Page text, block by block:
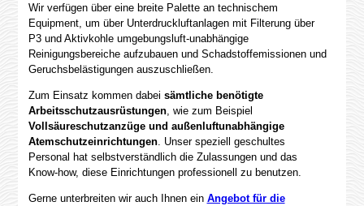
Wir verfügen über eine breite Palette an technischem
Equipment, um über Unterdruckluftanlagen mit Filterung über
P3 und Aktivkohle umgebungsluft-unabhängige
Reinigungsbereiche aufzubauen und Schadstoffemissionen und
Geruchsbelästigungen auszuschließen.
Zum Einsatz kommen dabei sämtliche benötigte
Arbeitsschutzausrüstungen, wie zum Beispiel
Vollsäureschutzanzüge und außenluftunabhängige
Atemschutzeinrichtungen. Unser speziell geschultes
Personal hat selbstverständlich die Zulassungen und das
Know-how, diese Einrichtungen professionell zu benutzen.
Gerne unterbreiten wir auch Ihnen ein Angebot für die